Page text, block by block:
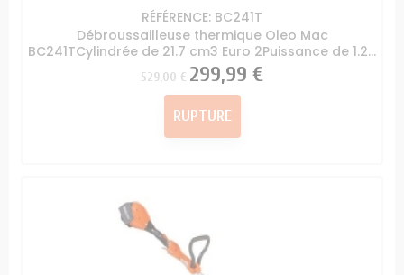
RÉFÉRENCE: BC241T
Débroussailleuse thermique Oleo Mac
BC241TCylindrée de 21.7 cm3 Euro 2Puissance de 1.2...
Prix
529,00 € Prix
299,99 €
RUPTURE